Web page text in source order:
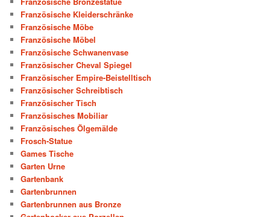
Französische Kleiderschränke
Französische Möbe
Französische Möbel
Französische Schwanenvase
Französischer Cheval Spiegel
Französischer Empire-Beistelltisch
Französischer Schreibtisch
Französischer Tisch
Französisches Mobiliar
Französisches Ölgemälde
Frosch-Statue
Games Tische
Garten Urne
Gartenbank
Gartenbrunnen
Gartenbrunnen aus Bronze